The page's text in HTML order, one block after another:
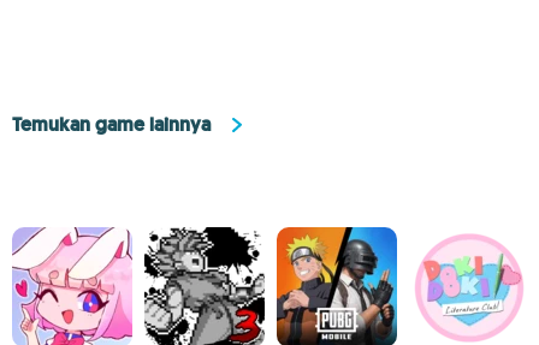
Temukan game lainnya